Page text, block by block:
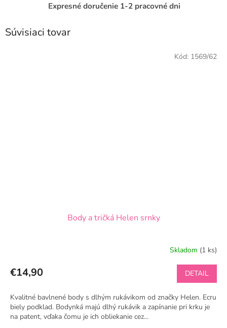
Expresné doručenie 1-2 pracovné dni
Súvisiaci tovar
Body a tričká Helen srnky
Skladom (1 ks)
€14,90 DETAIL
Kvalitné bavlnené body s dlhým rukávikom od značky Helen. Ecru
biely podklad. Bodynká majú dlhý rukávik a zapínanie pri krku je
na patent, vďaka čomu je ich obliekanie cez...
Kód: 1569/62